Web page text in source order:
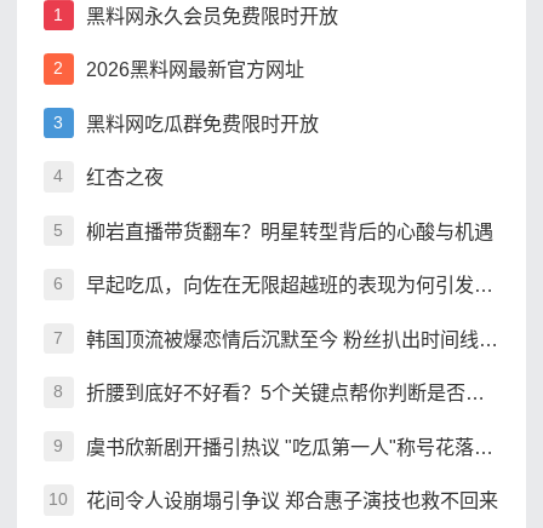
1 黑料网永久会员免费限时开放
2 2026黑料网最新官方网址
3 黑料网吃瓜群免费限时开放
4 红杏之夜
5 柳岩直播带货翻车？明星转型背后的心酸与机遇
6 早起吃瓜，向佐在无限超越班的表现为何引发热议
7 韩国顶流被爆恋情后沉默至今 粉丝扒出时间线引争议
8 折腰到底好不好看？5个关键点帮你判断是否值得追
9 虞书欣新剧开播引热议 "吃瓜第一人"称号花落谁家
10 花间令人设崩塌引争议 郑合惠子演技也救不回来